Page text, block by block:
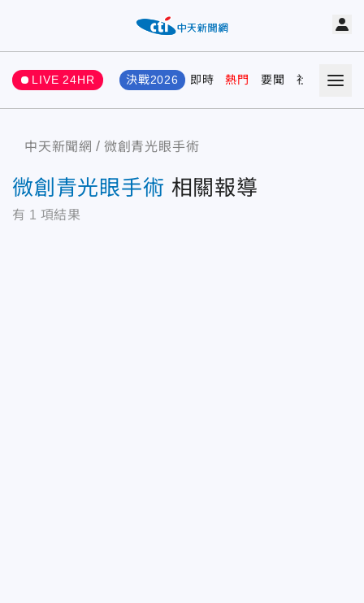
LIVE 24HR 決戰2026 即時 熱門 要聞 社會 娛樂
中天新聞網 微創青光眼手術
微創青光眼手術 相關報導
有 1 項結果